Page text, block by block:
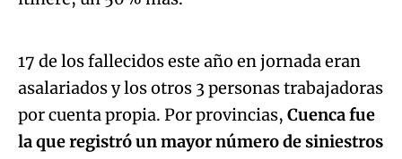
Try again
17 de los fallecidos este año en jornada eran
asalariados y los otros 3 personas trabajadoras
por cuenta propia. Por provincias, Cuenca fue
la que registró un mayor número de siniestros